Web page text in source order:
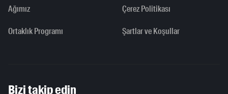
Ağımız
Ortaklık Programı
Çerez Politikası
Şartlar ve Koşullar
Bizi takip edin